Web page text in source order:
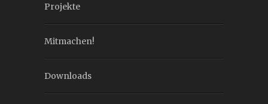
Projekte
Mitmachen!
Downloads